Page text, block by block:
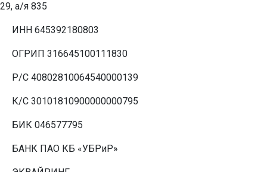
29, а/я 835
ИНН 645392180803
ОГРИП 316645100111830
Р/С 40802810064540000139
К/С 30101810900000000795
БИК 046577795
БАНК ПАО КБ «УБРиР»